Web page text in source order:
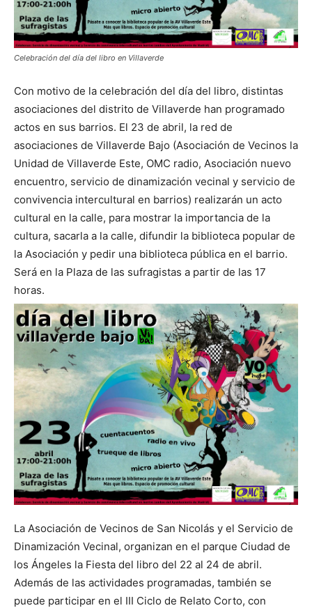
Celebración del día del libro en Villaverde
Con motivo de la celebración del día del libro, distintas
asociaciones del distrito de Villaverde han programado
actos en sus barrios. El 23 de abril, la red de
asociaciones de Villaverde Bajo (Asociación de Vecinos la
Unidad de Villaverde Este, OMC radio, Asociación nuevo
encuentro, servicio de dinamización vecinal y servicio de
convivencia intercultural en barrios) realizarán un acto
cultural en la calle, para mostrar la importancia de la
cultura, sacarla a la calle, difundir la biblioteca popular de
la Asociación y pedir una biblioteca pública en el barrio.
Será en la Plaza de las sufragistas a partir de las 17
horas.
La Asociación de Vecinos de San Nicolás y el Servicio de
Dinamización Vecinal, organizan en el parque Ciudad de
los Ángeles la Fiesta del libro del 22 al 24 de abril.
Además de las actividades programadas, también se
puede participar en el III Ciclo de Relato Corto, con